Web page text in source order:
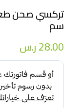
سم
28.00ر.س